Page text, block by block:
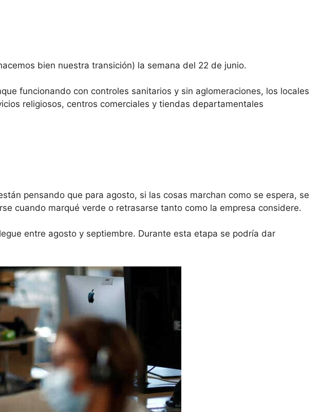
bien nuestra transición) la semana del 22 de junio.
funcionando con controles sanitarios y sin aglomeraciones, los locales
religiosos, centros comerciales y tiendas departamentales
pensando que para agosto, si las cosas marchan como se espera, se
cuando marqué verde o retrasarse tanto como la empresa considere.
entre agosto y septiembre. Durante esta etapa se podría dar